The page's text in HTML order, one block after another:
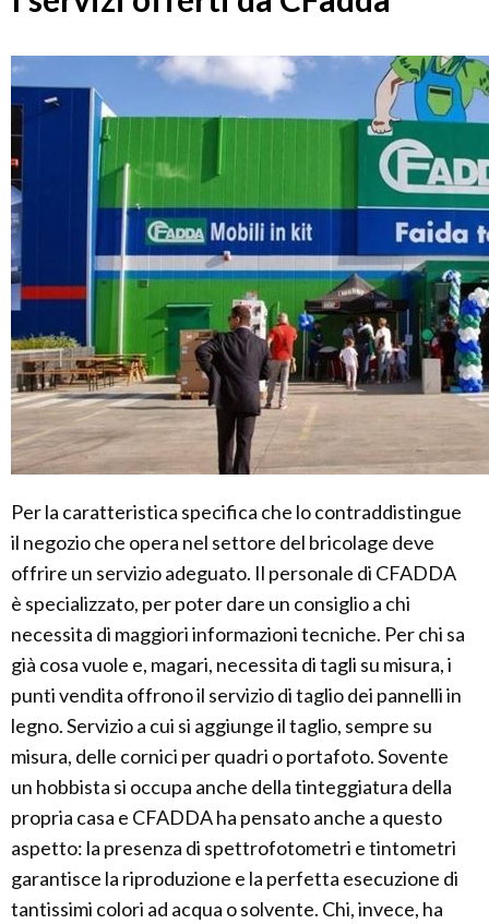
Per la caratteristica specifica che lo contraddistingue
il negozio che opera nel settore del bricolage deve
offrire un servizio adeguato. Il personale di CFADDA
è specializzato, per poter dare un consiglio a chi
necessita di maggiori informazioni tecniche. Per chi sa
già cosa vuole e, magari, necessita di tagli su misura, i
punti vendita offrono il servizio di taglio dei pannelli in
legno. Servizio a cui si aggiunge il taglio, sempre su
misura, delle cornici per quadri o portafoto. Sovente
un hobbista si occupa anche della tinteggiatura della
propria casa e CFADDA ha pensato anche a questo
aspetto: la presenza di spettrofotometri e tintometri
garantisce la riproduzione e la perfetta esecuzione di
tantissimi colori ad acqua o solvente. Chi, invece, ha